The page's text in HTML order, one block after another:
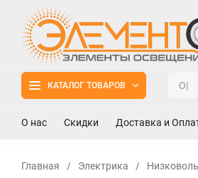
КАТАЛОГ ТОВАРОВ
О нас Скидки Доставка и
Главная / Электрика /